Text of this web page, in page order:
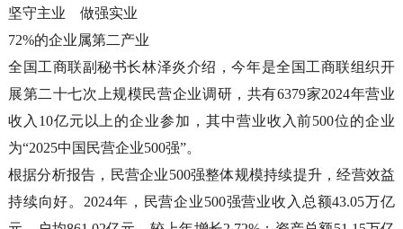
坚守主业 做强实业
72%的企业属第二产业
全国工商联副秘书长林泽炎介绍，今年是全国工商联组织开
展第二十七次上规模民营企业调研，共有6379家2024年营业
收入10亿元以上的企业参加，其中营业收入前500位的企业
为“2025中国民营企业500强”。
根据分析报告，民营企业500强整体规模持续提升，经营效益
持续向好。2024年，民营企业500强营业收入总额43.05万亿